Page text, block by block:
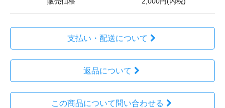
支払い・配送について
返品について
この商品について問い合わせる